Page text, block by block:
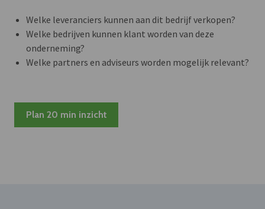
Welke leveranciers kunnen aan dit bedrijf verkopen?
Welke bedrijven kunnen klant worden van deze
onderneming?
Welke partners en adviseurs worden mogelijk relevant?
Plan 20 min inzicht